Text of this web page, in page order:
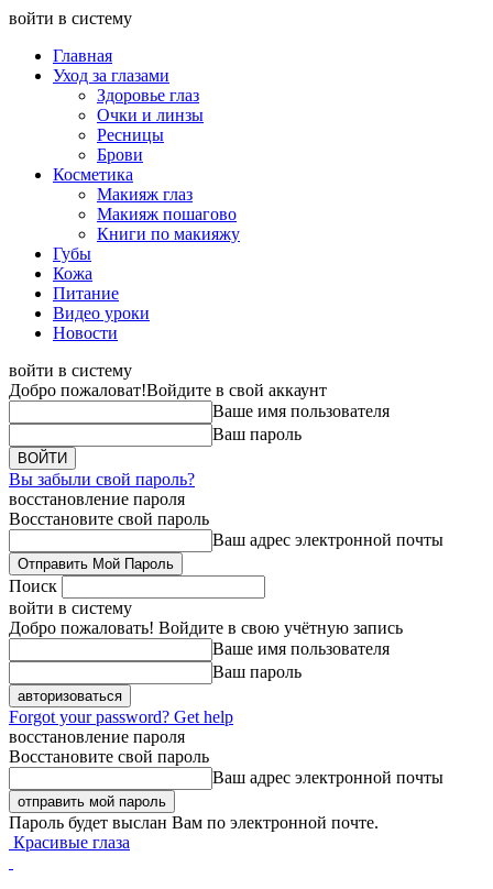
войти в систему
Главная
Уход за глазами
Здоровье глаз
Очки и линзы
Ресницы
Брови
Косметика
Макияж глаз
Макияж пошагово
Книги по макияжу
Губы
Кожа
Питание
Видео уроки
Новости
войти в систему
Добро пожаловат!Войдите в свой аккаунт
Ваше имя пользователя
Ваш пароль
Вы забыли свой пароль?
восстановление пароля
Восстановите свой пароль
Ваш адрес электронной почты
Поиск
войти в систему
Добро пожаловать! Войдите в свою учётную запись
Ваше имя пользователя
Ваш пароль
Forgot your password? Get help
восстановление пароля
Восстановите свой пароль
Ваш адрес электронной почты
Пароль будет выслан Вам по электронной почте.
Красивые глаза